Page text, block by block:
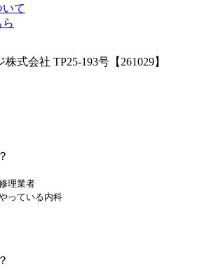
て
式会社 TP25-193号【261029】
理業者
っている内科